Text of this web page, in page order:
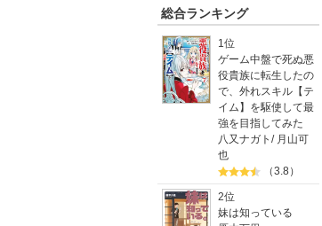
総合ランキング
1位
ゲーム中盤で死ぬ悪
役貴族に転生したの
で、外れスキル【テ
イム】を駆使して最
強を目指してみた
八又ナガト / 月山可
也
（3.8）
2位
妹は知っている